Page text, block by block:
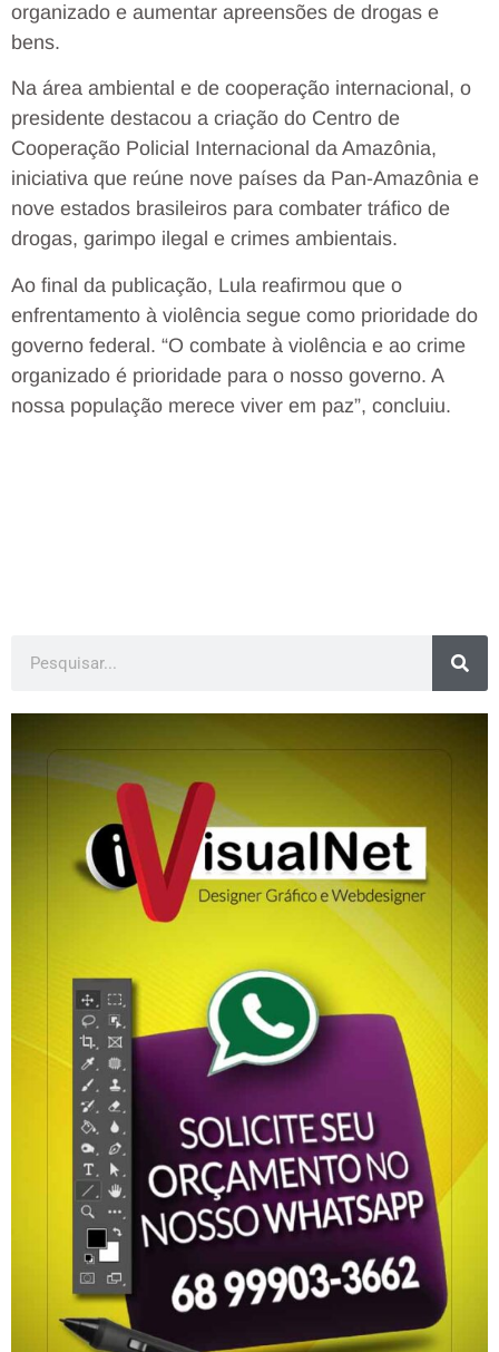
organizado e aumentar apreensões de drogas e
bens.
Na área ambiental e de cooperação internacional, o
presidente destacou a criação do Centro de
Cooperação Policial Internacional da Amazônia,
iniciativa que reúne nove países da Pan-Amazônia e
nove estados brasileiros para combater tráfico de
drogas, garimpo ilegal e crimes ambientais.
Ao final da publicação, Lula reafirmou que o
enfrentamento à violência segue como prioridade do
governo federal. “O combate à violência e ao crime
organizado é prioridade para o nosso governo. A
nossa população merece viver em paz”, concluiu.